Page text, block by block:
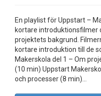
En playlist för Uppstart –
kortare introduktionsfilmer
projektets bakgrund.
kortare introduktion till de
Makerskola del 1 – Om
(10 min) Uppstart
och processer (8 min)…